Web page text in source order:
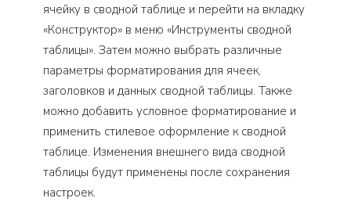
ячейку в сводной таблице и перейти на вкладку
«Конструктор» в меню «Инструменты сводной
таблицы». Затем можно выбрать различные
параметры форматирования для ячеек,
заголовков и данных сводной таблицы. Также
можно добавить условное форматирование и
применить стилевое оформление к сводной
таблице. Изменения внешнего вида сводной
таблицы будут применены после сохранения
настроек.